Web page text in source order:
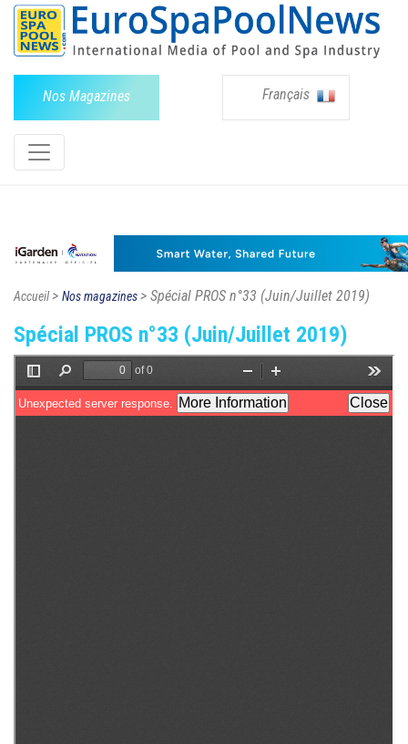
Nos Magazines Français
Accueil> Nos magazines> Spécial PROS n°33 (Juin/Juillet 2019)
Spécial PROS n°33 (Juin/Juillet 2019)